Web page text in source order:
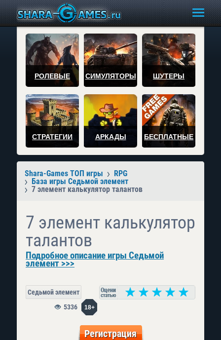
РОЛЕВЫЕ СИМУЛЯТОРЫ ШУТЕРЫ
СТРАТЕГИИ АРКАДЫ БЕСПЛАТНЫЕ
Shara-Games ТОП игры
RPG
База игры Седьмой элемент
7 элемент калькулятор талантов
7 элемент калькулятор
талантов
Подробное описание игры Седьмой
элемент >>>
Седьмой элемент
18+
5336
Регистрация